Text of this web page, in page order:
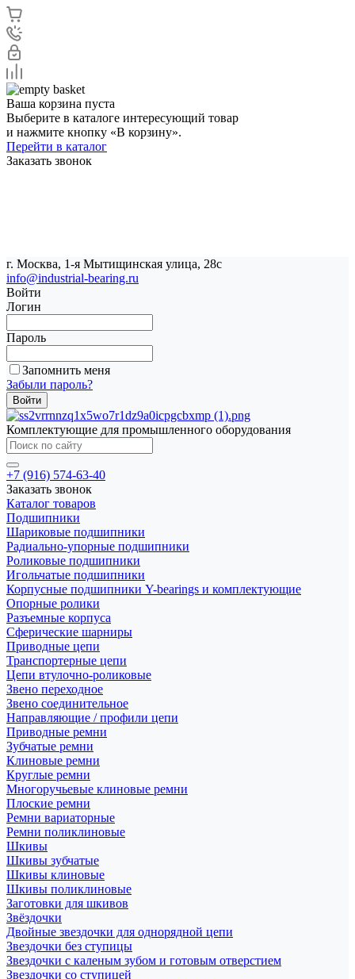
Ваша корзина пуста
Выберите в каталоге интересующий товар
и нажмите кнопку «В корзину».
Перейти в каталог
Заказать звонок
г. Москва, 1-я Мытищинская улица, 28с
info@industrial-bearing.ru
Войти
Логин
Пароль
Запомнить меня
Забыли пароль?
Комплектующие для промышленного оборудования
+7 (916) 574-63-40
Заказать звонок
Каталог товаров
Подшипники
Шариковые подшипники
Радиально-упорные подшипники
Роликовые подшипники
Игольчатые подшипники
Корпусные подшипники Y-bearings и комплектующие
Опорные ролики
Разъемные корпуса
Сферические шарниры
Приводные цепи
Транспортерные цепи
Цепи втулочно-роликовые
Звено переходное
Звено соединительное
Направляющие / профили цепи
Приводные ремни
Зубчатые ремни
Клиновые ремни
Круглые ремни
Многоручьевые клиновые ремни
Плоские ремни
Ремни вариаторные
Ремни поликлиновые
Шкивы
Шкивы зубчатые
Шкивы клиновые
Шкивы поликлиновые
Заготовки для шкивов
Звёздочки
Двойные звездочки для однорядной цепи
Звездочки без ступицы
Звездочки с каленым зубом и готовым отверстием
Звездочки со ступицей